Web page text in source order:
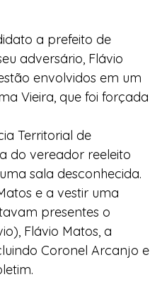
a prefeito de
adversário, Flávio
envolvidos em um
Vieira, que foi forçada
Territorial de
do vereador reeleito
sala desconhecida.
e a vestir uma
presentes o
Flávio Matos, a
Coronel Arcanjo e